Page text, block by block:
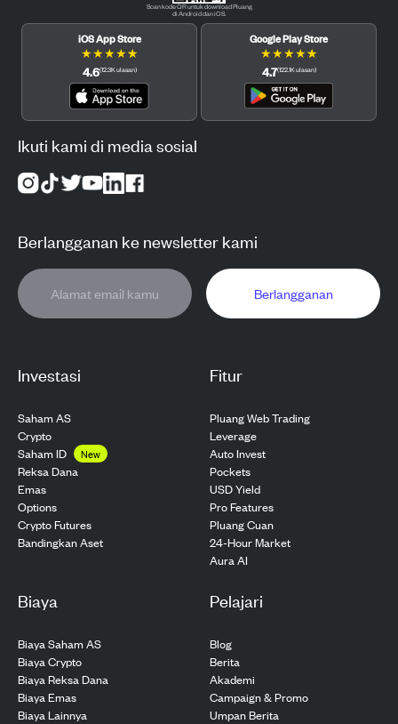
Investasi
Saham AS
Crypto
Saham ID
New
Reksa Dana
Emas
Options
Crypto Futures
Bandingkan Aset
Fitur
Pluang Web Trading
Leverage
Auto Invest
Pockets
USD Yield
Pro Features
Pluang Cuan
24-Hour Market
Aura AI
Biaya
Biaya Saham AS
Biaya Crypto
Biaya Reksa Dana
Biaya Emas
Biaya Lainnya
Pelajari
Blog
Berita
Akademi
Campaign & Promo
Umpan Berita
Scan kode QR untuk download Pluang
di Android dan iOS.
iOS App Store
★★★★★
4.6(12.3Kulasan)
Google Play Store
★★★★★
4.7(122.1Kulasan)
Ikuti kami di media sosial
Berlangganan ke newsletter kami
Berlangganan